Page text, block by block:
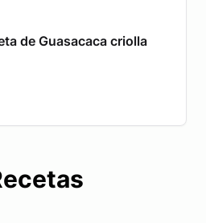
de Guasacaca criolla